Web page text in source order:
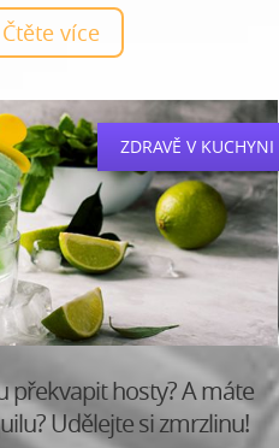
Čtěte více
ZDRAVĚ V KUCHYNI
překvapit hosty? A máte
Udělejte si zmrzlinu!